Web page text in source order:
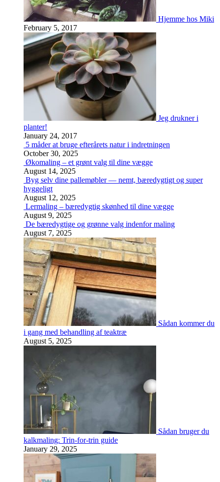
Hjemme hos Miki
February 5, 2017
Jeg drukner i
planter!
January 24, 2017
5 måder at bruge efterårets natur i indretningen
October 30, 2025
Økomaling – et grønt valg til dine vægge
August 14, 2025
Byg selv dine pallemøbler — nemt, bæredygtigt og super
hyggeligt
August 12, 2025
Lermaling – bæredygtig skønhed til dine vægge
August 9, 2025
De bæredygtige og grønne valg indenfor maling
August 7, 2025
Sådan kommer du
i gang med behandling af teaktræ
August 5, 2025
Sådan bruger du
kalkmaling: Trin-for-trin guide
January 29, 2025